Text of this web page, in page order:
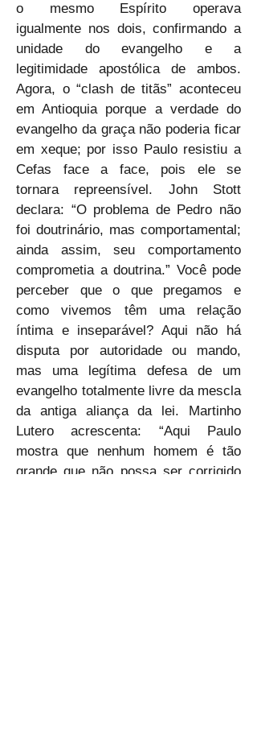
o mesmo Espírito operava
igualmente nos dois, confirmando a
unidade do evangelho e a
legitimidade apostólica de ambos.
Agora, o “clash de titãs” aconteceu
em Antioquia porque a verdade do
evangelho da graça não poderia ficar
em xeque; por isso Paulo resistiu a
Cefas face a face, pois ele se
tornara repreensível. John Stott
declara: “O problema de Pedro não
foi doutrinário, mas comportamental;
ainda assim, seu comportamento
comprometia a doutrina.” Você pode
perceber que o que pregamos e
como vivemos têm uma relação
íntima e inseparável? Aqui não há
disputa por autoridade ou mando,
mas uma legítima defesa de um
evangelho totalmente livre da mescla
da antiga aliança da lei. Martinho
Lutero acrescenta: “Aqui Paulo
mostra que nenhum homem é tão
grande que não possa ser corrigido